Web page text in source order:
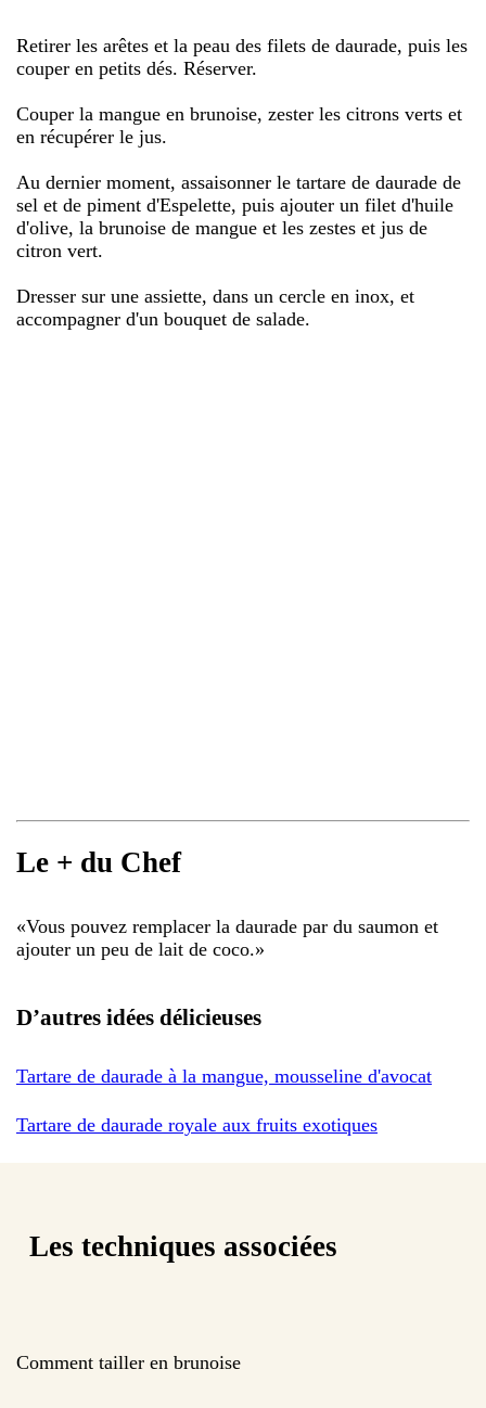
Retirer les arêtes et la peau des filets de daurade, puis les
couper en petits dés. Réserver.
Couper la mangue en brunoise, zester les citrons verts et
en récupérer le jus.
Au dernier moment, assaisonner le tartare de daurade de
sel et de piment d'Espelette, puis ajouter un filet d'huile
d'olive, la brunoise de mangue et les zestes et jus de
citron vert.
Dresser sur une assiette, dans un cercle en inox, et
accompagner d'un bouquet de salade.
Le + du Chef
«Vous pouvez remplacer la daurade par du saumon et
ajouter un peu de lait de coco.»
D’autres idées délicieuses
Tartare de daurade à la mangue, mousseline d'avocat
Tartare de daurade royale aux fruits exotiques
Les techniques associées
Comment tailler en brunoise